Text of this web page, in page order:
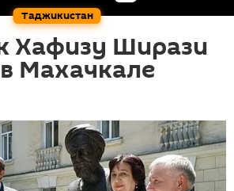
Таджикистан
Хафизу Ширази
Махачкале